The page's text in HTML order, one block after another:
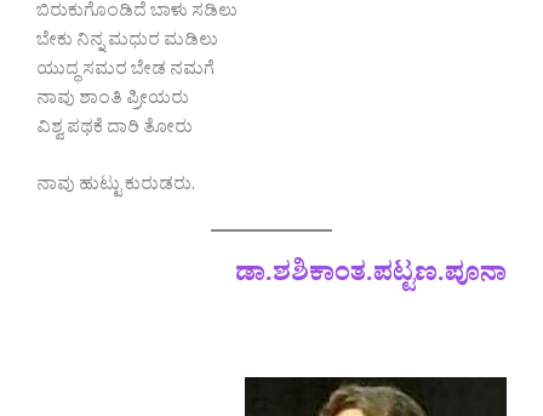
ಬಿರುಕುಗೊಂಡಿದೆ ಬಾಳು ಸಡಿಲು
ಬೇಕು ನಿನ್ನ ಮಧುರ ಮಡಿಲು
ಯುದ್ಧ ಸಮರ ಬೇಡ ನಮಗೆ
ನಾವು ಶಾಂತಿ ಪ್ರೀಯರು
ವಿಶ್ವ ಪಥಕೆ ದಾರಿ ತೋರು
ನಾವು ಹುಟ್ಟು ಕುರುಡರು.
ಡಾ.ಶಶಿಕಾಂತ.ಪಟ್ಟಣ.ಪೂನಾ